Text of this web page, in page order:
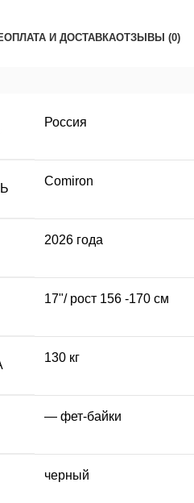
ОПЛАТА И ДОСТАВКАОТЗЫВЫ (0)
Россия
Comiron
2026 года
17"/ рост 156 -170 см
130 кг
— фет-байки
черный